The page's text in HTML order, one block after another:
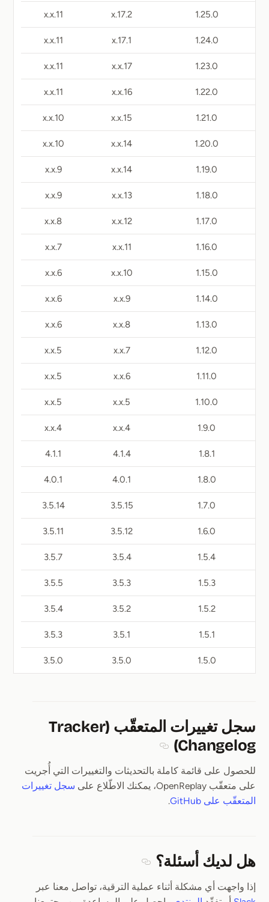
1.25.0
17.2.x
11.x.x
1.24.0
17.1.x
11.x.x
1.23.0
17.x.x
11.x.x
1.22.0
16.x.x
11.x.x
1.21.0
15.x.x
10.x.x
1.20.0
14.x.x
10.x.x
1.19.0
14.x.x
9.x.x
1.18.0
13.x.x
9.x.x
1.17.0
12.x.x
8.x.x
1.16.0
11.x.x
7.x.x
1.15.0
10.x.x
6.x.x
1.14.0
9.x.x
6.x.x
1.13.0
8.x.x
6.x.x
1.12.0
7.x.x
5.x.x
1.11.0
6.x.x
5.x.x
1.10.0
5.x.x
5.x.x
1.9.0
4.x.x
4.x.x
1.8.1
4.1.4
4.1.1
1.8.0
4.0.1
4.0.1
1.7.0
3.5.15
3.5.14
1.6.0
3.5.12
3.5.11
1.5.4
3.5.4
3.5.7
1.5.3
3.5.3
3.5.5
1.5.2
3.5.2
3.5.4
1.5.1
3.5.1
3.5.3
1.5.0
3.5.0
3.5.0
سجل تغييرات المتعقّب (Tracker
Changelog)
للحصول على قائمة كاملة بالتحديثات والتغييرات التي أُجريت
على متعقّب OpenReplay، يمكنك الاطّلاع على
سجل تغييرات
المتعقّب على GitHub
.
هل لديك أسئلة؟
إذا واجهت أي مشكلة أثناء عملية الترقية، تواصل معنا عبر